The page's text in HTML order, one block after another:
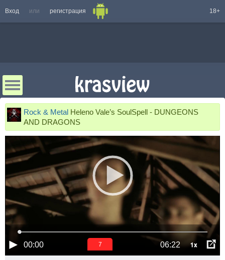
Вход или регистрация 18+
Rock & Metal Heleno Vale’s SoulSpell - DUNGEONS
AND DRAGONS
00:00 06:22 1x
6